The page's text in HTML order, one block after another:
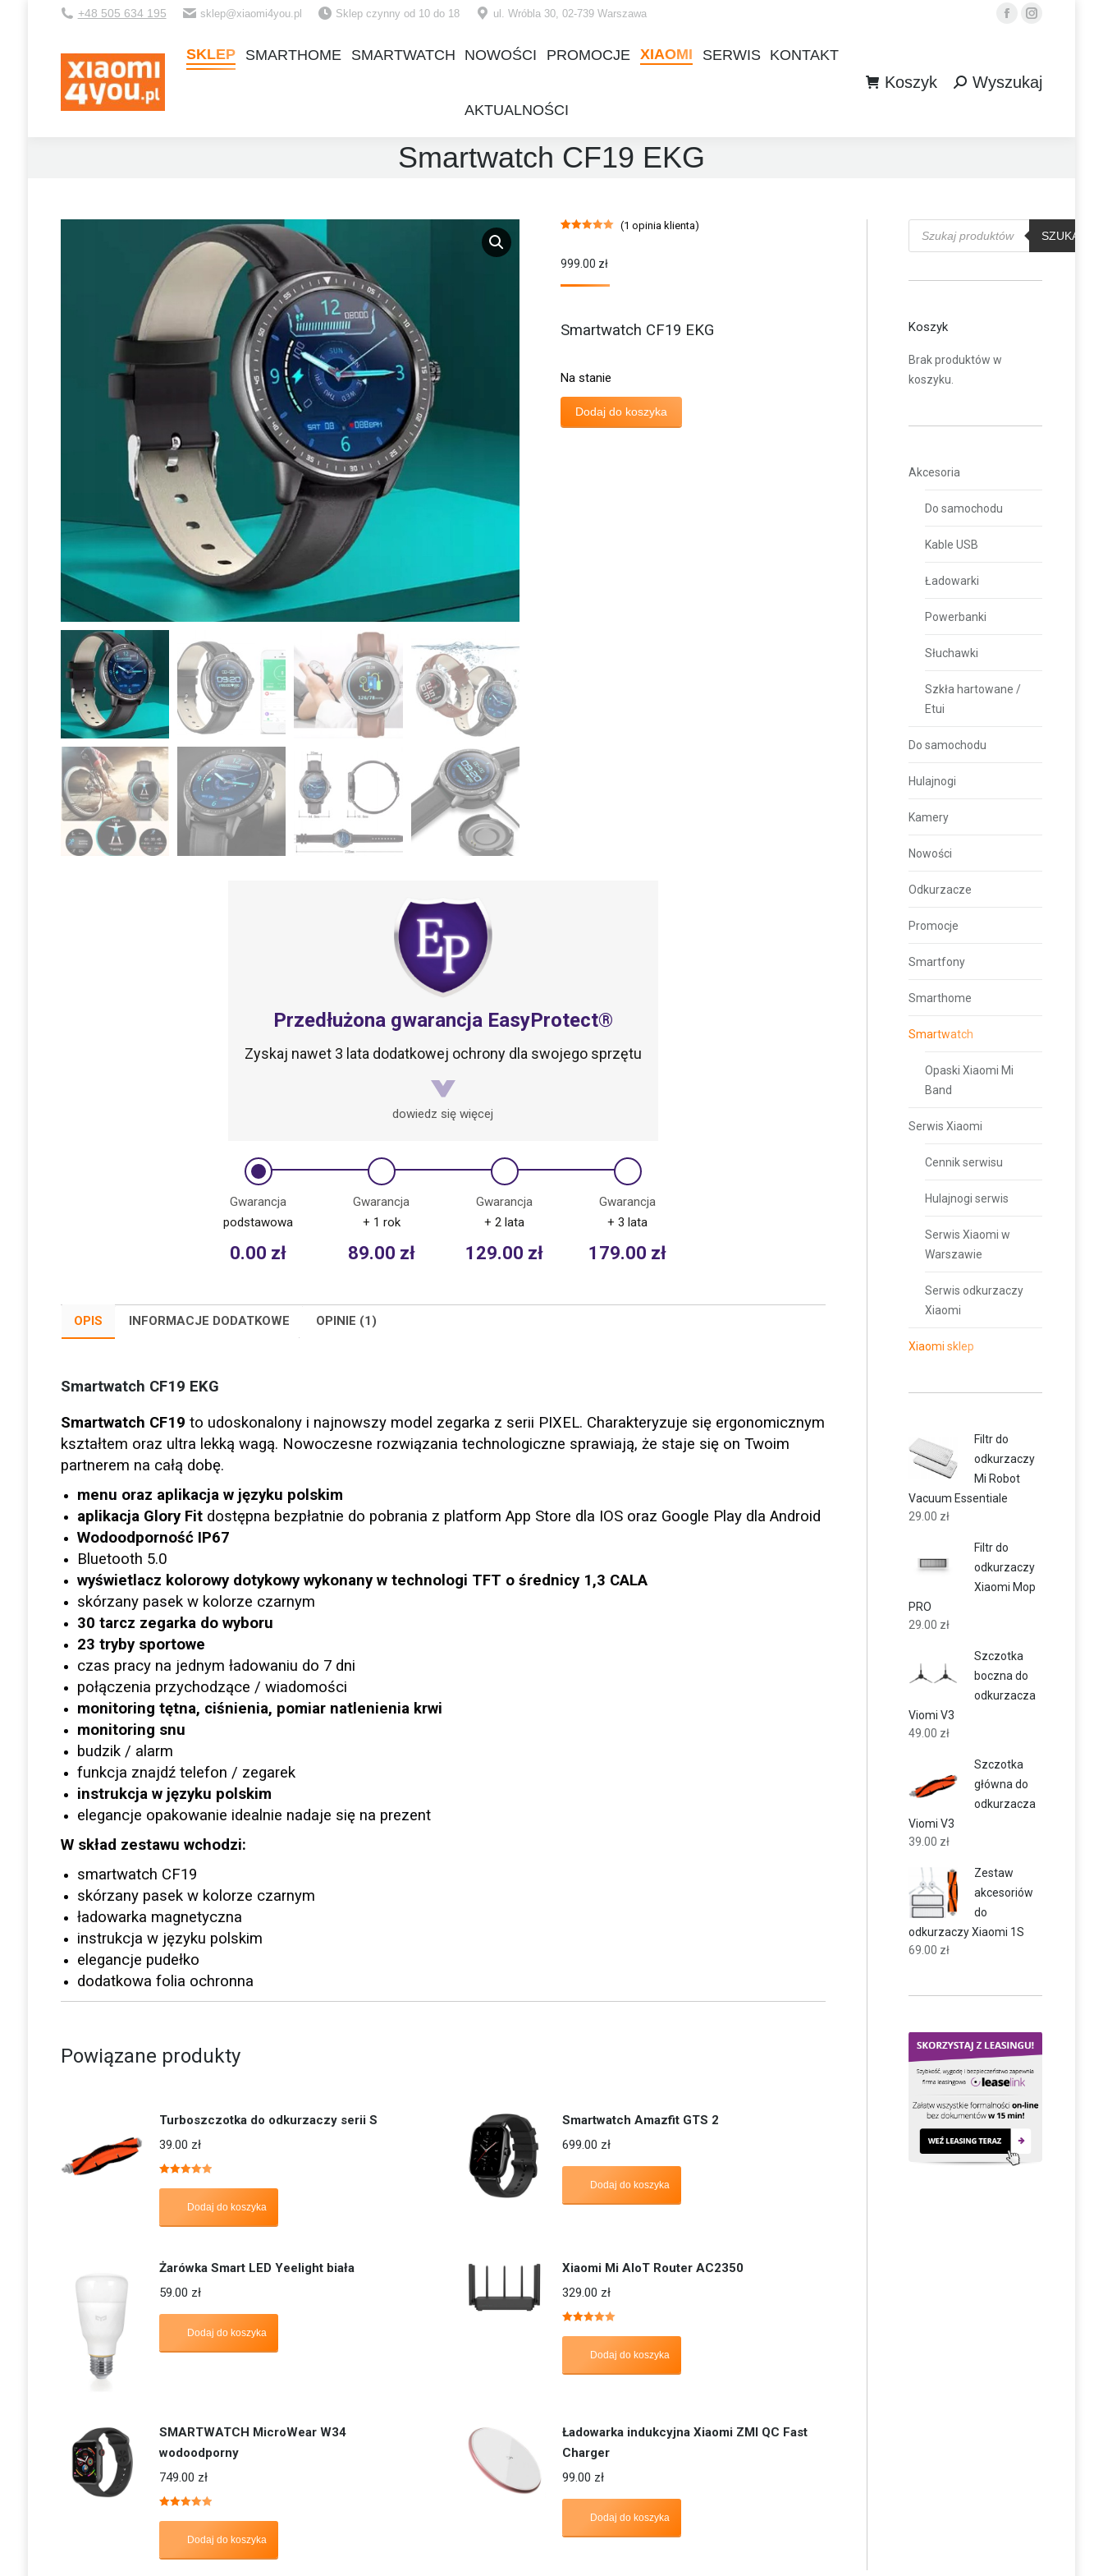
+48 505 634 195 sklep@xiaomi4you.pl Sklep czynny od 10 do 18 ul. Wróbla 30, 02-739 Warszawa
FacebookInstagram
SKLEP SMARTHOME SMARTWATCH NOWOŚCI PROMOCJE XIAOMI SERWIS KONTAKT
AKTUALNOŚCI
Koszyk Szukaj:Wyszukaj
Smartwatch CF19 EKG
999.00 zł
podstawie
oceny klienta
(1 opinia klienta)
Smartwatch CF19 EKG
Na stanie
Dodaj do koszyka
Przedłużona gwarancja EasyProtect®
Zyskaj nawet 3 lata dodatkowej ochrony dla swojego sprzętu
dowiedz się więcej
Gwarancja
podstawowa
0.00 zł
Gwarancja
+ 1 rok
89.00 zł
Gwarancja
+ 2 lata
129.00 zł
Gwarancja
+ 3 lata
179.00 zł
OPIS INFORMACJE DODATKOWE OPINIE (1)
Smartwatch CF19 EKG
Smartwatch CF19 to udoskonalony i najnowszy model zegarka z serii PIXEL. Charakteryzuje się ergonomicznym
kształtem oraz ultra lekką wagą. Nowoczesne rozwiązania technologiczne sprawiają, że staje się on Twoim
partnerem na całą dobę.
menu oraz aplikacja w języku polskim
aplikacja Glory Fitdostępna bezpłatnie do pobrania z platform App Store dla IOS oraz Google Play dla Android
Wodoodporność IP67
Bluetooth 5.0
wyświetlacz kolorowy dotykowy wykonany w technologi TFT o średnicy 1,3 CALA
skórzany pasek w kolorze czarnym
30 tarcz zegarka do wyboru
23 tryby sportowe
czas pracy na jednym ładowaniu do 7 dni
połączenia przychodzące / wiadomości
monitoring tętna, ciśnienia, pomiar natlenienia krwi
monitoring snu
budzik / alarm
funkcja znajdź telefon / zegarek
instrukcja w języku polskim
elegancje opakowanie idealnie nadaje się na prezent
W skład zestawu wchodzi:
smartwatch CF19
skórzany pasek w kolorze czarnym
ładowarka magnetyczna
instrukcja w języku polskim
elegancje pudełko
dodatkowa folia ochronna
Powiązane produkty
Turboszczotka do odkurzaczy serii S
39.00 zł
Dodaj do koszyka
Smartwatch Amazfit GTS 2
699.00 zł
Dodaj do koszyka
Żarówka Smart LED Yeelight biała
59.00 zł
Dodaj do koszyka
Xiaomi Mi AIoT Router AC2350
329.00 zł
Dodaj do koszyka
SMARTWATCH MicroWear W34
wodoodporny
749.00 zł
5.00
Dodaj do koszyka
Ładowarka indukcyjna Xiaomi ZMI QC Fast
Charger
99.00 zł
Dodaj do koszyka
Wyszukiwarka
produktów
SZUKAJ
Koszyk
Brak produktów w
koszyku.
Akcesoria
Do samochodu
Kable USB
Ładowarki
Powerbanki
Słuchawki
Szkła hartowane /
Etui
Do samochodu
Hulajnogi
Kamery
Nowości
Odkurzacze
Promocje
Smartfony
Smarthome
Smartwatch
Opaski Xiaomi Mi
Band
Serwis Xiaomi
Cennik serwisu
Hulajnogi serwis
Serwis Xiaomi w
Warszawie
Serwis odkurzaczy
Xiaomi
Xiaomi sklep
Filtr do
odkurzaczy
Mi Robot
Vacuum Essentiale
29.00 zł
Filtr do
odkurzaczy
Xiaomi Mop
PRO
29.00 zł
Szczotka
boczna do
odkurzacza
Viomi V3
49.00 zł
Szczotka
główna do
odkurzacza
Viomi V3
39.00 zł
Zestaw
akcesoriów
do
odkurzaczy Xiaomi 1S
69.00 zł